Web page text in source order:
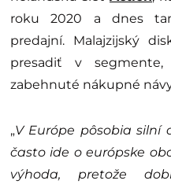
roku 2020 a dnes
predajní. Malajzijský
presadiť v
zabehnuté nákupné
„V Európe pôsobia silní
často ide o európske
výhoda, pretože